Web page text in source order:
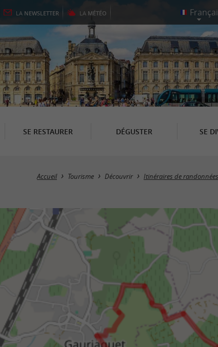
LA NEWSLETTER LA MÉTÉO
SE RESTAURER DÉGUSTER SE
Accueil Tourisme Découvrir Itinéraires de